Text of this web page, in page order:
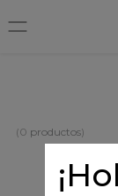
0 productos